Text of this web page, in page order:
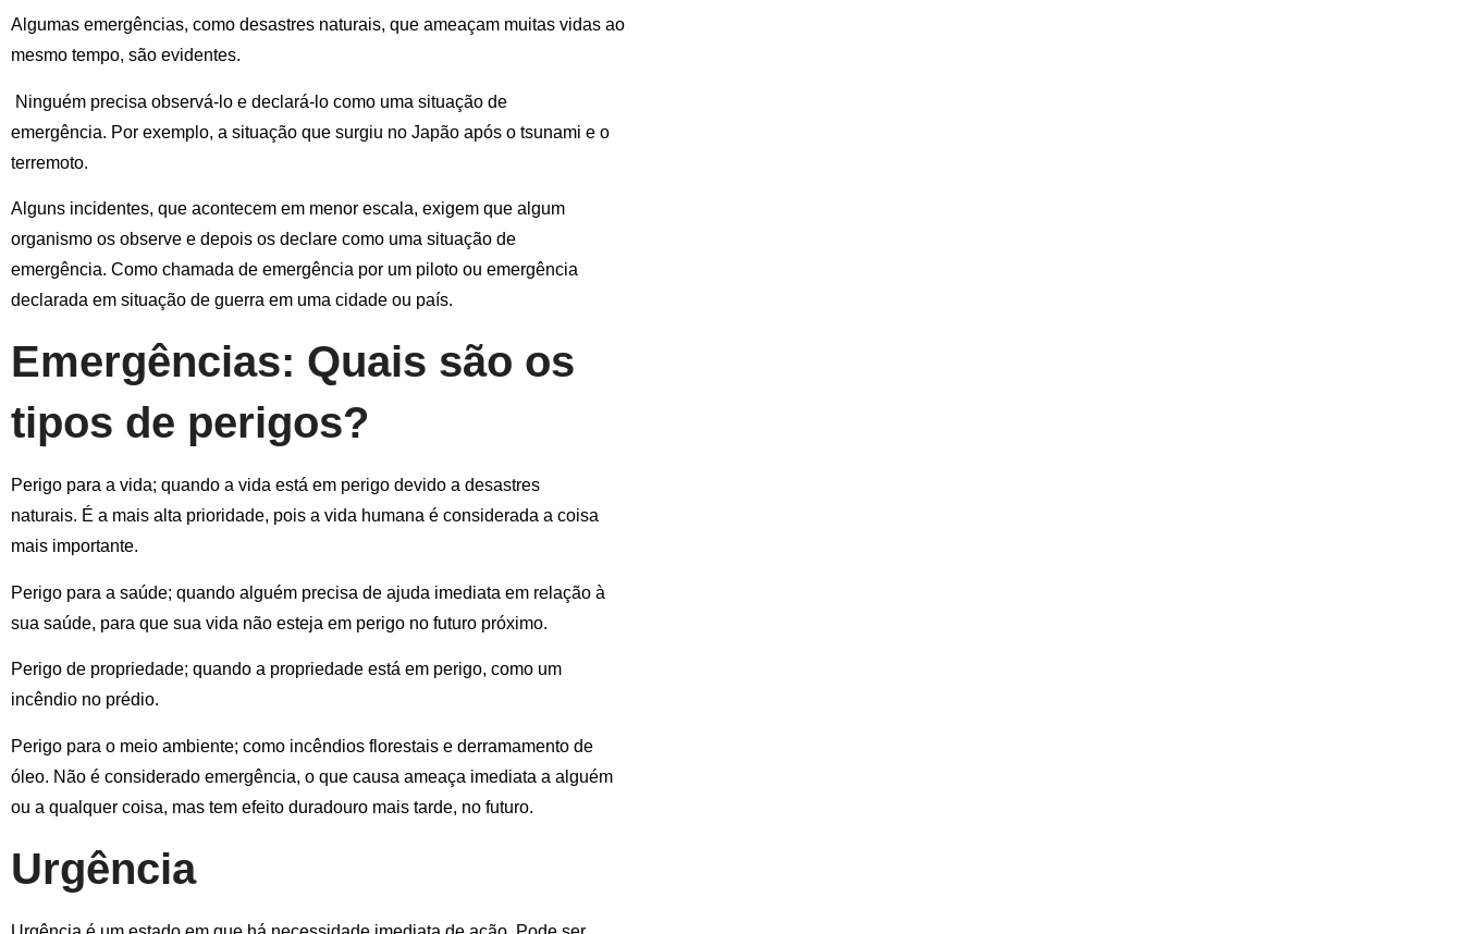
Algumas emergências, como desastres naturais, que ameaçam muitas vidas ao
mesmo tempo, são evidentes.
Ninguém precisa observá-lo e declará-lo como uma situação de
emergência. Por exemplo, a situação que surgiu no Japão após o tsunami e o
terremoto.
Alguns incidentes, que acontecem em menor escala, exigem que algum
organismo os observe e depois os declare como uma situação de
emergência. Como chamada de emergência por um piloto ou emergência
declarada em situação de guerra em uma cidade ou país.
Emergências: Quais são os
tipos de perigos?
Perigo para a vida; quando a vida está em perigo devido a desastres
naturais. É a mais alta prioridade, pois a vida humana é considerada a coisa
mais importante.
Perigo para a saúde; quando alguém precisa de ajuda imediata em relação à
sua saúde, para que sua vida não esteja em perigo no futuro próximo.
Perigo de propriedade; quando a propriedade está em perigo, como um
incêndio no prédio.
Perigo para o meio ambiente; como incêndios florestais e derramamento de
óleo. Não é considerado emergência, o que causa ameaça imediata a alguém
ou a qualquer coisa, mas tem efeito duradouro mais tarde, no futuro.
Urgência